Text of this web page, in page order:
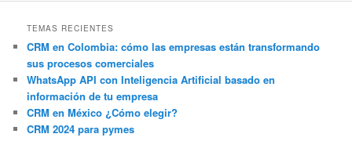
TEMAS RECIENTES
CRM en Colombia: cómo las empresas están transformando
sus procesos comerciales
WhatsApp API con Inteligencia Artificial basado en
información de tu empresa
CRM en México ¿Cómo elegir?
CRM 2024 para pymes